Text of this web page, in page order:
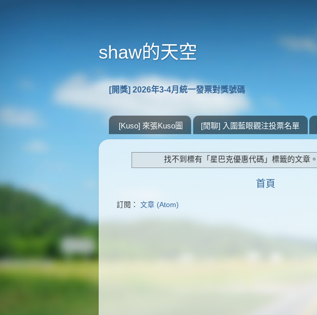
shaw的天空
[開獎] 2026年3-4月統一發票對獎號碼
[Kuso] 來張Kuso圖 [閒聊] 入圍藍眼觀注投票名單
找不到標有「星巴克優惠代碼」標籤的文章。
首頁
訂閱： 文章 (Atom)